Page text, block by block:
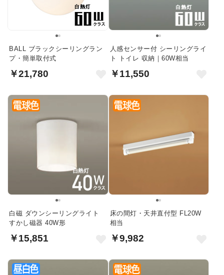
BALL ブラックシーリングラン
プ・簡単取付式
￥21,780
人感センサー付 シーリングライ
ト トイレ 収納｜60W相当
￥11,550
白磁 ダウンシーリングライト
すかし磁器 40W形
￥15,851
床の間灯・天井直付型 FL20W
相当
￥9,982